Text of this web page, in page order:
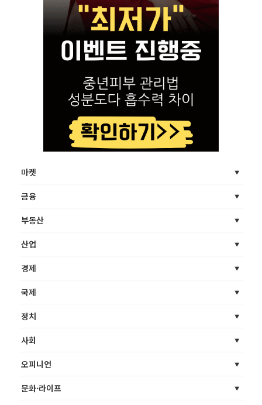
마켓
금융
부동산
산업
경제
국제
정치
사회
오피니언
문화·라이프